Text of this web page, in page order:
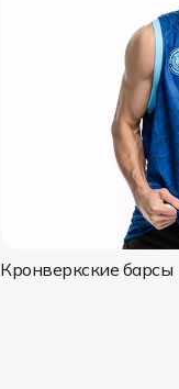
Кронверкские барсы